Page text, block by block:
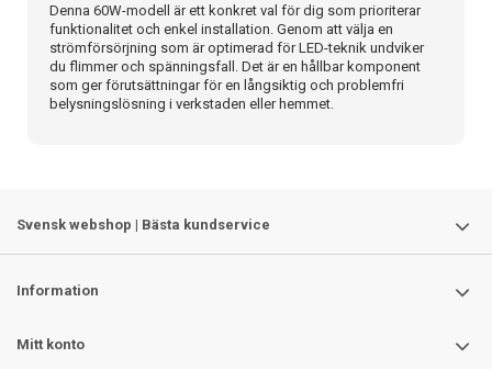
Denna 60W-modell är ett konkret val för dig som prioriterar
funktionalitet och enkel installation. Genom att välja en
strömförsörjning som är optimerad för LED-teknik undviker
du flimmer och spänningsfall. Det är en hållbar komponent
som ger förutsättningar för en långsiktig och problemfri
belysningslösning i verkstaden eller hemmet.
Svensk webshop | Bästa kundservice
Information
Mitt konto